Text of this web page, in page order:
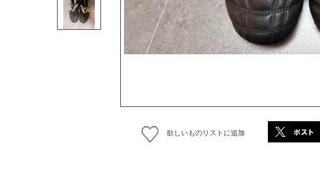
欲しいものリストに追加